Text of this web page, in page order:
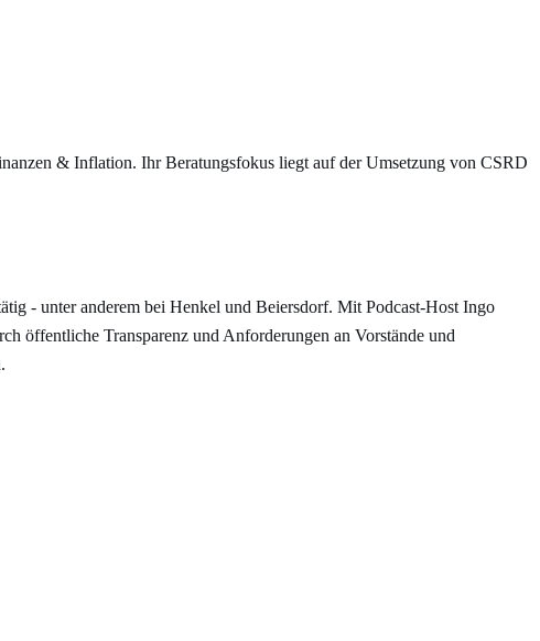
& Inflation. Ihr Beratungsfokus liegt auf der Umsetzung von CSRD
- unter anderem bei Henkel und Beiersdorf. Mit Podcast-Host Ingo
öffentliche Transparenz und Anforderungen an Vorstände und